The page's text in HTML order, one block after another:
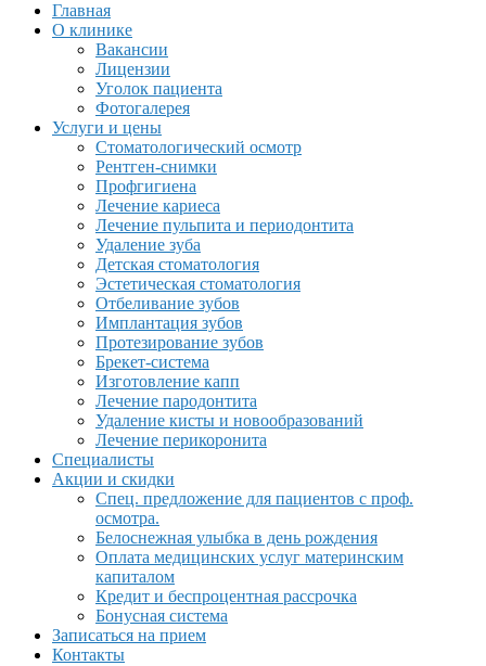
Главная
О клинике
Вакансии
Лицензии
Уголок пациента
Фотогалерея
Услуги и цены
Стоматологический осмотр
Рентген-снимки
Профгигиена
Лечение кариеса
Лечение пульпита и периодонтита
Удаление зуба
Детская стоматология
Эстетическая стоматология
Отбеливание зубов
Имплантация зубов
Протезирование зубов
Брекет-система
Изготовление капп
Лечение пародонтита
Удаление кисты и новообразований
Лечение перикоронита
Специалисты
Акции и скидки
Спец. предложение для пациентов с проф.
осмотра.
Белоснежная улыбка в день рождения
Оплата медицинских услуг материнским
капиталом
Кредит и беспроцентная рассрочка
Бонусная система
Записаться на прием
Контакты